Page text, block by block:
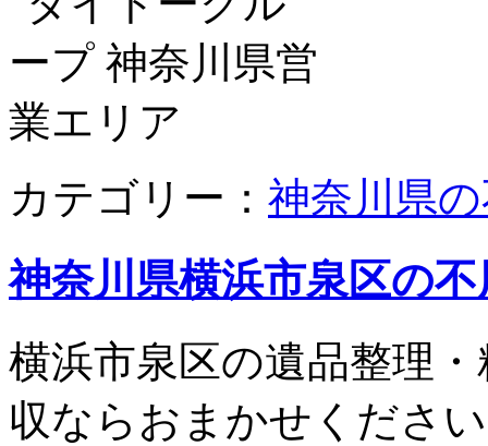
カテゴリー： 神奈川県
神奈川県横浜市泉区の
横浜市泉区の遺品整理
収ならおまかせくださ